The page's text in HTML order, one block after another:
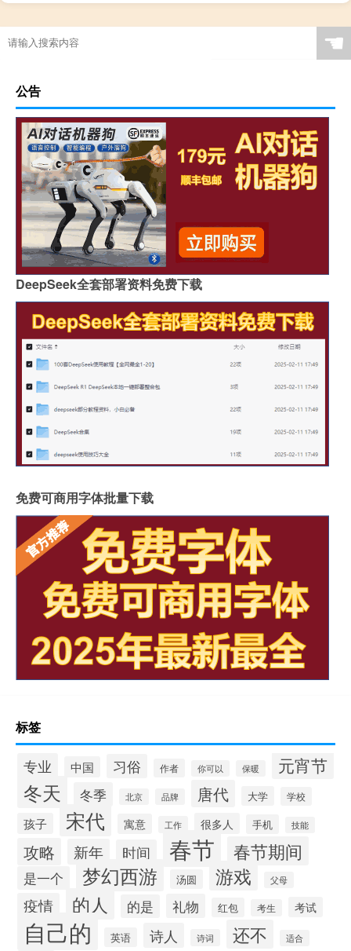
☚
公告
DeepSeek全套部署资料免费下载
免费可商用字体批量下载
标签
专业 中国 习俗 作者 你可以 保暖 元宵节
冬天 冬季 北京 品牌 唐代 大学 学校
孩子 宋代 寓意 工作 很多人 手机 技能
攻略 新年 时间 春节 春节期间
是一个 梦幻西游 汤圆 游戏 父母
疫情 的人 的是 礼物 红包 考生 考试
自己的 英语 诗人 诗词 还不 适合